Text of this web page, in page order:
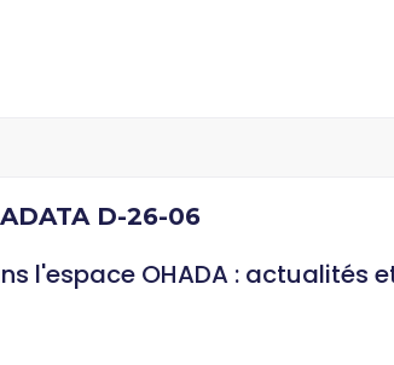
D-26-06
l'espace OHADA : actualités